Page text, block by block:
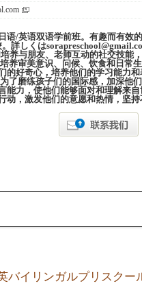
语/英语双语学前班。有趣而有效
詳しくは
养与朋友、老师互动的社交技能
养审美意识、问候、饮食和日常
的好奇心，培养他们的学习能力
了磨练孩子们的国际感，加深他
能力，使他们能够面对和理解来
动，激发他们的意愿和热情，坚
バイリンガルプリスクー